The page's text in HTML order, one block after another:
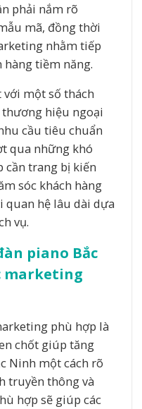
phải nắm rõ
mã, đồng thời
nhằm tiếp
hàng tiềm năng.
một số thách
hiệu ngoại
cầu tiêu chuẩn
qua những khó
cần trang bị kiến
sóc khách hàng
quan hệ lâu dài dựa
vụ.
piano Bắc
marketing
phù hợp là
chốt giúp tăng
Ninh một cách rõ
truyền thông và
hợp sẽ giúp các